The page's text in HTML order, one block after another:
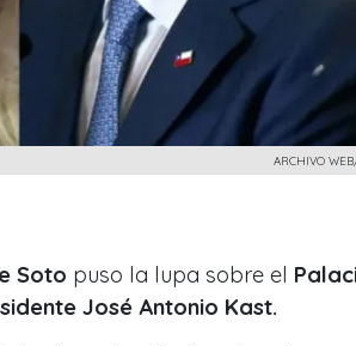
ARCHIVO
Soto puso la lupa sobre el
José Antonio Kast.